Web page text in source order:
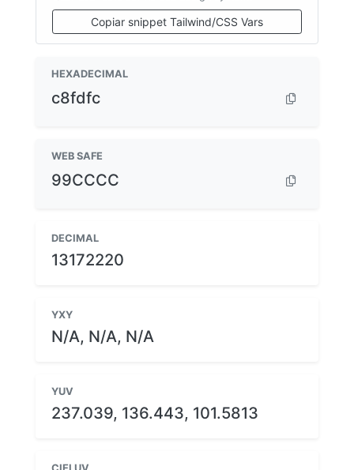
Copiar snippet Tailwind/CSS Vars
HEXADECIMAL
c8fdfc
WEB SAFE
99CCCC
DECIMAL
13172220
YXY
N/A, N/A, N/A
YUV
237.039, 136.443, 101.5813
CIELUV